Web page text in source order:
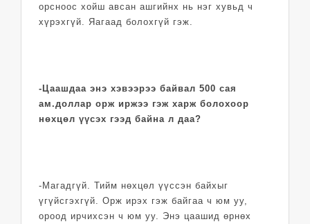
орсноос хойш авсан ашгийнх нь нэг хувьд ч
хүрэхгүй. Яагаад болохгүй гэж.
-Цаашдаа энэ хэвээрээ байвал 500 сая
ам.доллар орж иржээ гэж харж болохоор
нөхцөл үүсэх гээд байна л даа?
-Магадгүй. Тийм нөхцөл үүссэн байхыг
үгүйсгэхгүй. Орж ирэх гэж байгаа ч юм уу,
ороод ирчихсэн ч юм уу. Энэ цаашид өрнөх